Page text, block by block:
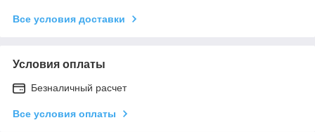
Все условия доставки
Условия оплаты
Безналичный расчет
Все условия оплаты